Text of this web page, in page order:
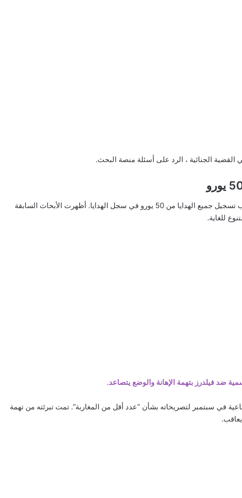
الجنائية ، الرد على أسئلة منصة البحث.
من حيث المبدأ ، يجب على أعضاء مجلس النواب تسجيل جميع الهدايا من 50 يورو في سجل الهدايا. أظهرت الأبحاث السابقة
ضد فيلدرز بتهمة الإهانة والوضع يتصاعد.
في سبتمبر لتصريحاته بشأن “عدد أقل من المغاربة”. تمت تبرئته من تهمة